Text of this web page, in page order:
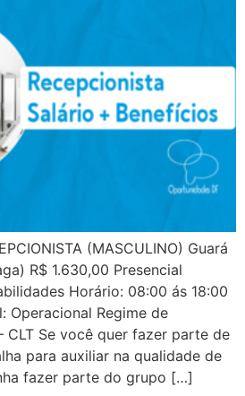
(MASCULINO) Guará
R$ 1.630,00 Presencial
Horário: 08:00 ás 18:00
Operacional Regime de
Se você quer fazer parte de
para auxiliar na qualidade de
fazer parte do grupo […]